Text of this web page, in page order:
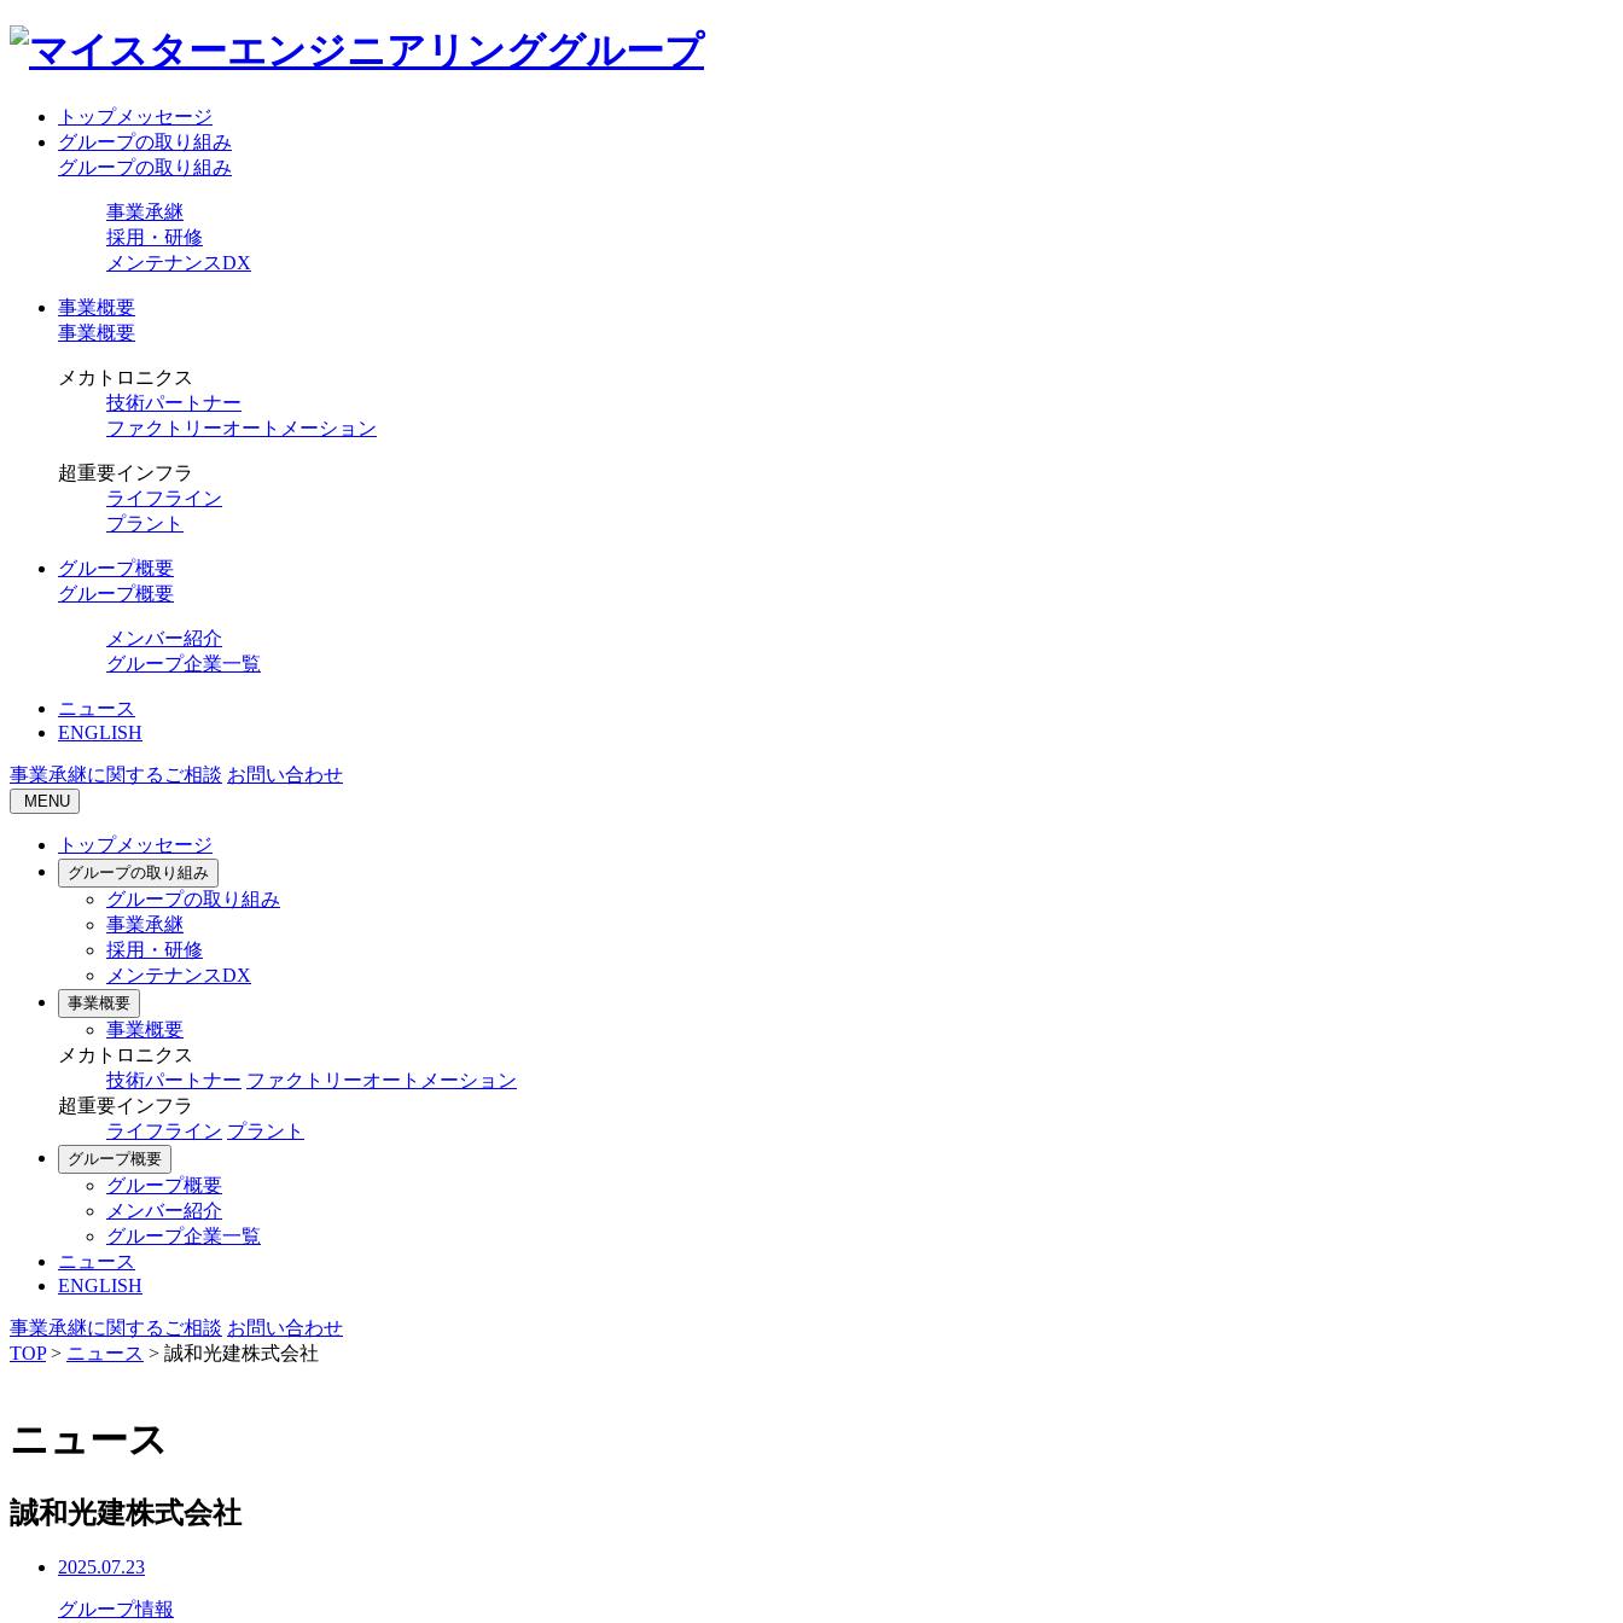
トップメッセージ
グループの取り組み
グループの取り組み
事業承継
採用・研修
メンテナンスDX
事業概要
事業概要
メカトロニクス
技術パートナー
ファクトリーオートメーション
超重要インフラ
ライフライン
プラント
グループ概要
グループ概要
メンバー紹介
グループ企業一覧
ニュース
ENGLISH
事業承継に関するご相談 お問い合わせ
MENU
トップメッセージ
グループの取り組み
グループの取り組み
事業承継
採用・研修
メンテナンスDX
事業概要
事業概要
メカトロニクス
技術パートナー ファクトリーオートメーション
超重要インフラ
ライフライン プラント
グループ概要
グループ概要
メンバー紹介
グループ企業一覧
ニュース
ENGLISH
事業承継に関するご相談 お問い合わせ
TOP> ニュース > 誠和光建株式会社
ニュース
誠和光建株式会社
2025.07.23
グループ情報